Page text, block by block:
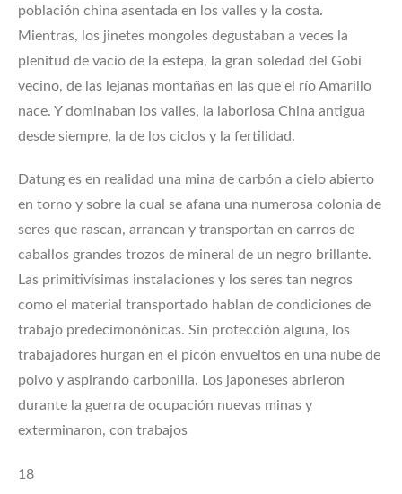
población china asentada en los valles y la costa.
Mientras, los jinetes mongoles degustaban a veces la
plenitud de vacío de la estepa, la gran soledad del Gobi
vecino, de las lejanas montañas en las que el río Amarillo
nace. Y dominaban los valles, la laboriosa China antigua
desde siempre, la de los ciclos y la fertilidad.
Datung es en realidad una mina de carbón a cielo abierto
en torno y sobre la cual se afana una numerosa colonia de
seres que rascan, arrancan y transportan en carros de
caballos grandes trozos de mineral de un negro brillante.
Las primitivísimas instalaciones y los seres tan negros
como el material transportado hablan de condiciones de
trabajo predecimonónicas. Sin protección alguna, los
trabajadores hurgan en el picón envueltos en una nube de
polvo y aspirando carbonilla. Los japoneses abrieron
durante la guerra de ocupación nuevas minas y
exterminaron, con trabajos
18